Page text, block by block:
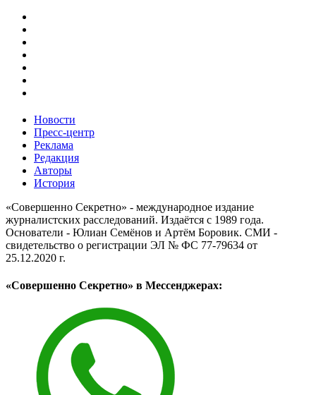
Новости
Пресс-центр
Реклама
Редакция
Авторы
История
«Совершенно Секретно» - международное издание
журналистских расследований. Издаётся с 1989 года.
Основатели - Юлиан Семёнов и Артём Боровик. CМИ -
свидетельство о регистрации ЭЛ № ФС 77-79634 от
25.12.2020 г.
«Совершенно Секретно» в Мессенджерах: